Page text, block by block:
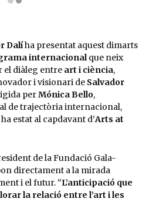
Dalíha presentat aquest dimarts
internacionalque neix
el diàleg entre art i ciència,
i visionari de Salvador
perMónica Bello,
de trajectòria internacional,
estat al capdavant d’Arts at
de la Fundació Gala-
directament a la mirada
i el futur. “L’anticipació que
la relació entre l’art i les